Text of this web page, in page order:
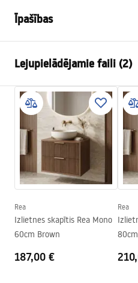
Īpašības
Uzstādīšanas veids
Materiāls
Platums
Lejupielādējamie faili (2)
Montāžas instrukcija
Bathroom_sets_manual.pdf
Garantijas noteikumi
_24.pdf
Rea
Izlietnes skapītis Rea Mono
60cm Brown
187,00 €
Rea